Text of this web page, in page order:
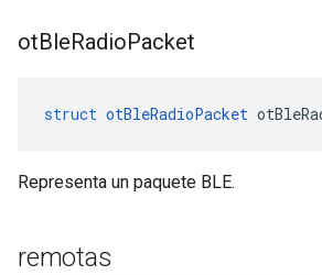
otBleRadioPacket
struct otBleRadioPacket
Representa un paquete BLE.
remotas